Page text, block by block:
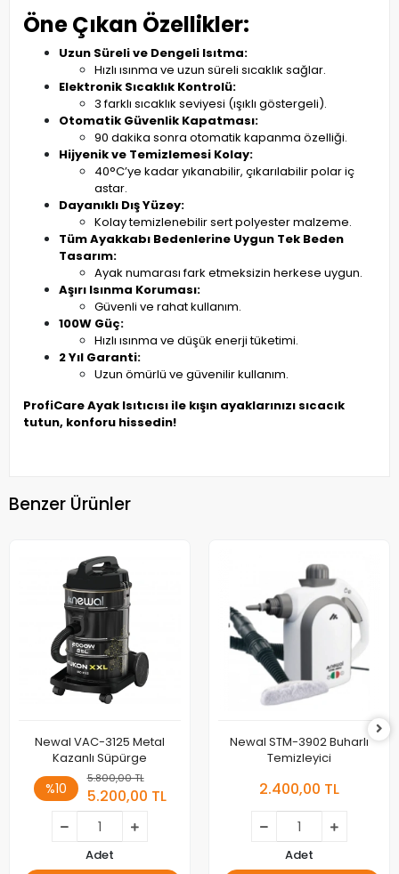
Öne Çıkan Özellikler:
Uzun Süreli ve Dengeli Isıtma:
Hızlı ısınma ve uzun süreli sıcaklık sağlar.
Elektronik Sıcaklık Kontrolü:
3 farklı sıcaklık seviyesi (ışıklı göstergeli).
Otomatik Güvenlik Kapatması:
90 dakika sonra otomatik kapanma özelliği.
Hijyenik ve Temizlemesi Kolay:
40°C’ye kadar yıkanabilir, çıkarılabilir polar iç
astar.
Dayanıklı Dış Yüzey:
Kolay temizlenebilir sert polyester malzeme.
Tüm Ayakkabı Bedenlerine Uygun Tek Beden
Tasarım:
Ayak numarası fark etmeksizin herkese uygun.
Aşırı Isınma Koruması:
Güvenli ve rahat kullanım.
100W Güç:
Hızlı ısınma ve düşük enerji tüketimi.
2 Yıl Garanti:
Uzun ömürlü ve güvenilir kullanım.
ProfiCare Ayak Isıtıcısı ile kışın ayaklarınızı sıcacık
tutun, konforu hissedin!
Benzer Ürünler
Newal VAC-3125 Metal
Kazanlı Süpürge
%10
5.800,00 TL
5.200,00 TL
Adet
Newal STM-3902 Buharlı
Temizleyici
2.400,00 TL
Adet